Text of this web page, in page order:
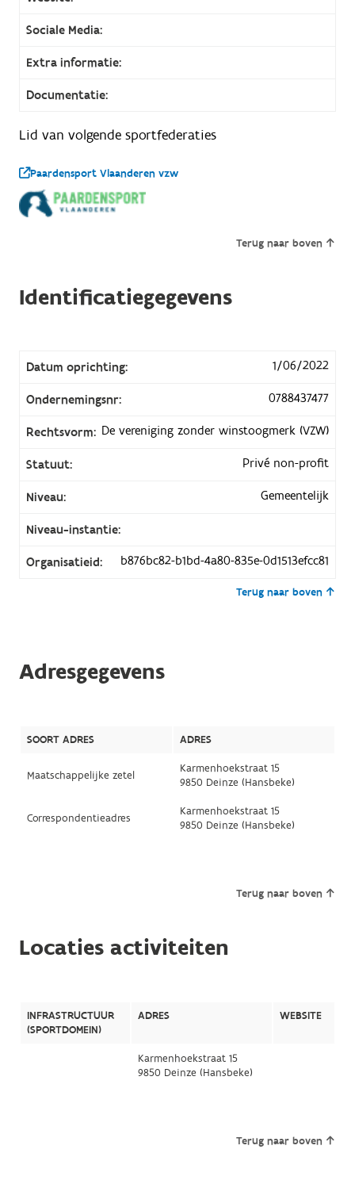
Sociale Media:
Extra informatie:
Documentatie:
Lid van volgende sportfederaties
Paardensport Vlaanderen vzw
Terug naar boven
Identificatiegegevens
Datum oprichting: 1/06/2022
Ondernemingsnr: 0788437477
Rechtsvorm: De vereniging zonder winstoogmerk (VZW)
Statuut: Privé non-profit
Niveau: Gemeentelijk
Niveau-instantie:
Organisatieid: b876bc82-b1bd-4a80-835e-0d1513efcc81
Terug naar boven
Adresgegevens
SOORT ADRES ADRES
Maatschappelijke zetel
Karmenhoekstraat 15
9850 Deinze (Hansbeke)
Correspondentieadres
Karmenhoekstraat 15
9850 Deinze (Hansbeke)
Terug naar boven
Locaties activiteiten
INFRASTRUCTUUR
(SPORTDOMEIN)
ADRES WEBSITE
Karmenhoekstraat 15
9850 Deinze (Hansbeke)
Terug naar boven